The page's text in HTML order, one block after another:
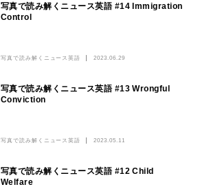
写真で読み解くニュース英語 #14 Immigration
Control
写真で読み解くニュース英語 2023.06.29
写真で読み解くニュース英語 #13 Wrongful
Conviction
写真で読み解くニュース英語 2023.05.11
写真で読み解くニュース英語 #12 Child
Welfare